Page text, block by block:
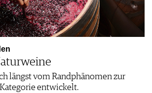
längst vom Randphänomen zur
entwickelt.